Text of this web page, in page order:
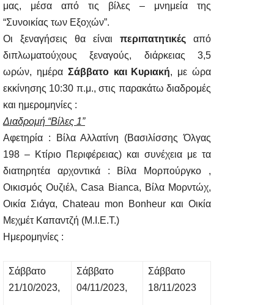
μας, μέσα από τις βίλες – μνημεία της
“Συνοικίας των Εξοχών”.
Οι ξεναγήσεις θα είναι περιπατητικές από
διπλωματούχους ξεναγούς, διάρκειας 3,5
ωρών, ημέρα Σάββατο και Κυριακή, με ώρα
εκκίνησης 10:30 π.μ., στις παρακάτω διαδρομές
και ημερομηνίες :
Διαδρομή “Βίλες 1”
Αφετηρία : Βίλα Αλλατίνη (Βασιλίσσης Όλγας
198 – Κτίριο Περιφέρειας) και συνέχεια με τα
διατηρητέα αρχοντικά : Βίλα Μορπούργκο ,
Οικισμός Ουζιέλ,Casa Bianca, Βίλα Μορντώχ,
Οικία Σιάγα, Chateau mon Bonheur και Οικία
Μεχμέτ Καπαντζή (Μ.Ι.Ε.Τ.)
Ημερομηνίες :
Σάββατο
21/10/2023,
Σάββατο
04/11/2023,
Σάββατο
18/11/2023